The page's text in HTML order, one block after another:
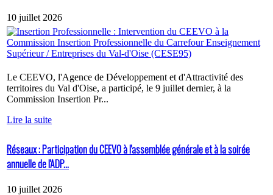
10 juillet 2026
Le CEEVO, l'Agence de Développement et d'Attractivité des
territoires du Val d'Oise, a participé, le 9 juillet dernier, à la
Commission Insertion Pr...
Lire la suite
Réseaux : Participation du CEEVO à l'assemblée générale et à la soirée
annuelle de l'ADP...
10 juillet 2026